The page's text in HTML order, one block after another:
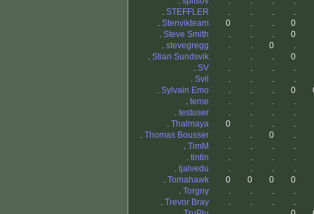
. STEFFLER . . .
.
. Stenvikteam 0 . .
0
. Steve Smith . . .
0
. stevegregg . . 0
.
. Stian Sundsvik . . .
0
. SV . . .
.
. Svil . . .
.
. Sylvain Emo . . . 0
. teme . . .
.
. testuser . . .
.
. Thalmaya 0 . .
.
. Thomas Bousser . . 0
.
. TimM . . .
.
. tintin . . .
.
. tjalvedu . . .
.
. Tomahawk 0 0 0
0
. Torgny . . .
.
. Trevor Bray . . .
.